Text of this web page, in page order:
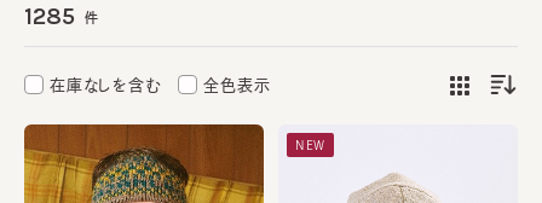
1285 件
在庫なしを含む 全色表示
NEW